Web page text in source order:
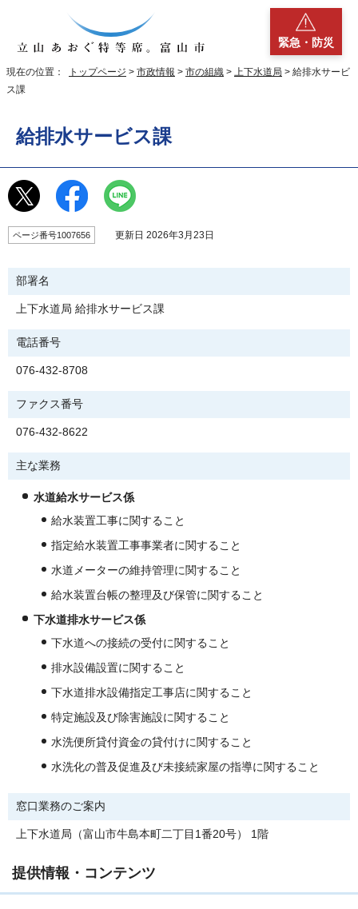
緊急・防災
現在の位置： トップページ > 市政情報 > 市の組織 > 上下水道局 > 給排水サービ
ス課
給排水サービス課
ページ番号1007656 更新日 2026年3月23日
部署名
上下水道局 給排水サービス課
電話番号
076-432-8708
ファクス番号
076-432-8622
主な業務
水道給水サービス係
給水装置工事に関すること
指定給水装置工事事業者に関すること
水道メーターの維持管理に関すること
給水装置台帳の整理及び保管に関すること
下水道排水サービス係
下水道への接続の受付に関すること
排水設備設置に関すること
下水道排水設備指定工事店に関すること
特定施設及び除害施設に関すること
水洗便所貸付資金の貸付けに関すること
水洗化の普及促進及び未接続家屋の指導に関すること
窓口業務のご案内
上下水道局（富山市牛島本町二丁目1番20号） 1階
提供情報・コンテンツ